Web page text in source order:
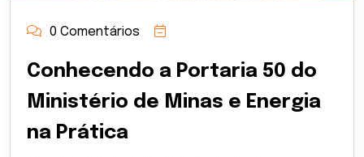
0 Comentários
Conhecendo a Portaria 50 do
Ministério de Minas e Energia
na Prática